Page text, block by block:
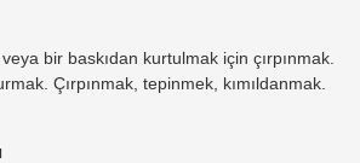
bir baskıdan kurtulmak için çırpınmak.
Çırpınmak, tepinmek, kımıldanmak.